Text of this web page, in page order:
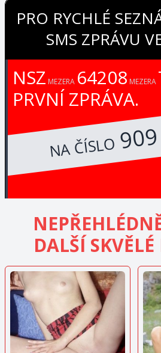
PRO RYCHLÉ
SMS ZPRÁVU
NSZ MEZERA 64208 MEZERA
PRVNÍ ZPRÁVA.
NA ČÍSLO
DALŠÍ
ZOBRAZIT
INZERÁT